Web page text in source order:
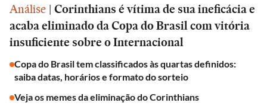
Análise | Corinthians é vítima de sua ineficácia e
acaba eliminado da Copa do Brasil com vitória
insuficiente sobre o Internacional
Copa do Brasil tem classificados às quartas definidos:
saiba datas, horários e formato do sorteio
Veja os memes da eliminação do Corinthians